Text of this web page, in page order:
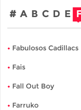
# A B C D E F
Fabulosos Cadillacs
Fais
Fall Out Boy
Farruko